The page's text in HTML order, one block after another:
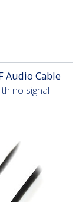
Audio Cable
no signal